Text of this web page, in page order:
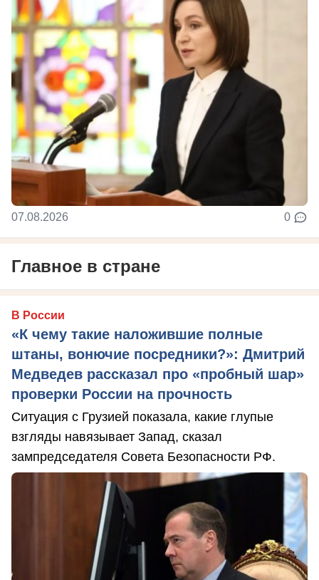
07.08.2026 0
Главное в стране
В России
«К чему такие наложившие полные
штаны, вонючие посредники?»: Дмитрий
Медведев рассказал про «пробный шар»
проверки России на прочность
Ситуация с Грузией показала, какие глупые
взгляды навязывает Запад, сказал
зампредседателя Совета Безопасности РФ.